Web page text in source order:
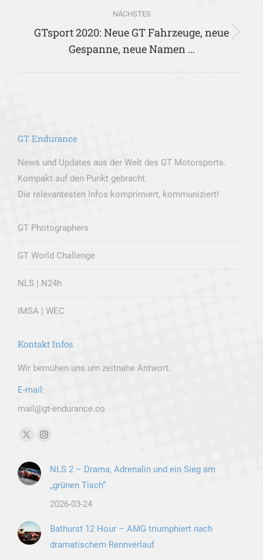
NÄCHSTES
Nächster
Beitrag:
GTsport 2020: Neue GT Fahrzeuge, neue
Gespanne, neue Namen …
GT Endurance
News und Updates aus der Welt des GT Motorsports.
Kompakt auf den Punkt gebracht.
Die relevantesten Infos komprimiert, kommuniziert!
GT Photographers
GT World Challenge
NLS | N24h
IMSA | WEC
Kontakt Infos
Wir bemühen uns um zeitnahe Antwort.
E-mail:
mail@gt-endurance.co
Finden Sie uns auf:
X
opens
in
Instagram
opens
in
new
NLS 2 – Drama, Adrenalin und ein Sieg am
„grünen Tisch“
2026-03-24
Bathurst 12 Hour – AMG triumphiert nach
dramatischem Rennverlauf